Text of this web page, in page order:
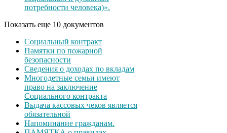
потребности человека)».
Показать еще 10 документов
Социальный контракт
Памятки по пожарной
безопасности
Сведения о доходах по вкладам
Многодетные семьи имеют
право на заключение
Социального контракта
Выдача кассовых чеков является
обязательной
Напоминание гражданам.